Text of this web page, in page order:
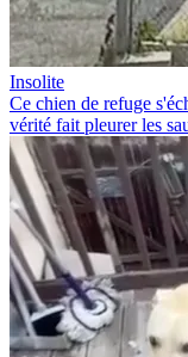
Insolite
Ce chien de refuge
vérité fait pleurer les